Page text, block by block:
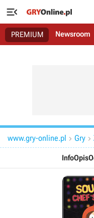

PREMIUM Newsroom
www.gry-online.pl  Gry 
InfoOpis